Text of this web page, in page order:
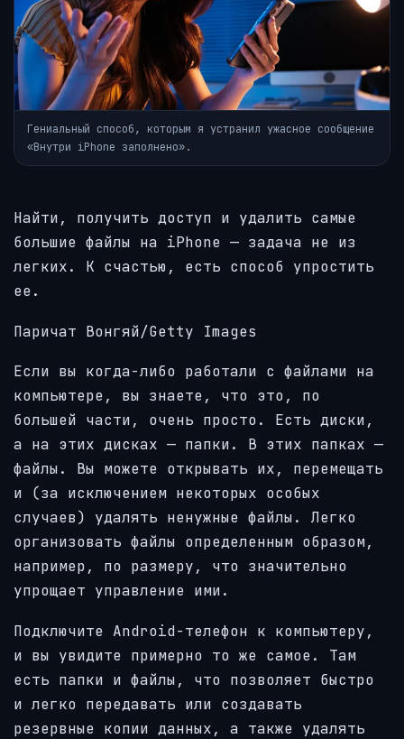
Гениальный способ, которым я устранил ужасное сообщение
«Внутри iPhone заполнено».
Найти, получить доступ и удалить самые
большие файлы на iPhone — задача не из
легких. К счастью, есть способ упростить
ее.
Паричат Вонгяй/Getty Images
Если вы когда-либо работали с файлами на
компьютере, вы знаете, что это, по
большей части, очень просто. Есть диски,
а на этих дисках — папки. В этих папках —
файлы. Вы можете открывать их, перемещать
и (за исключением некоторых особых
случаев) удалять ненужные файлы. Легко
организовать файлы определенным образом,
например, по размеру, что значительно
упрощает управление ими.
Подключите Android-телефон к компьютеру,
и вы увидите примерно то же самое. Там
есть папки и файлы, что позволяет быстро
и легко передавать или создавать
резервные копии данных, а также удалять